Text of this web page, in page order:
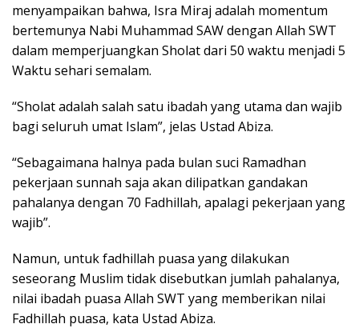
menyampaikan bahwa, Isra Miraj adalah momentum
bertemunya Nabi Muhammad SAW dengan Allah SWT
dalam memperjuangkan Sholat dari 50 waktu menjadi 5
Waktu sehari semalam.
“Sholat adalah salah satu ibadah yang utama dan wajib
bagi seluruh umat Islam”, jelas Ustad Abiza.
“Sebagaimana halnya pada bulan suci Ramadhan
pekerjaan sunnah saja akan dilipatkan gandakan
pahalanya dengan 70 Fadhillah, apalagi pekerjaan yang
wajib”.
Namun, untuk fadhillah puasa yang dilakukan
seseorang Muslim tidak disebutkan jumlah pahalanya,
nilai ibadah puasa Allah SWT yang memberikan nilai
Fadhillah puasa, kata Ustad Abiza.